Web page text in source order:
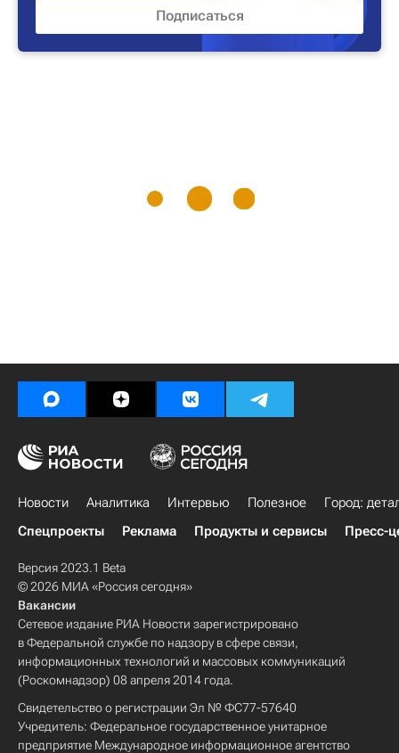
Новости Аналитика Интервью Полезное
Город:
Спецпроекты
Реклама Продукты и сервисы Пресс-
Версия 2023.1 Beta
© 2026 МИА «Россия сегодня»
Вакансии
Сетевое издание РИА Новости зарегистрировано
в Федеральной службе по надзору в сфере связи,
информационных технологий и массовых коммуникаций
(Роскомнадзор) 08 апреля 2014 года.
Свидетельство о регистрации Эл № ФС77-57640
Учредитель: Федеральное государственное унитарное
предприятие Международное информационное агентство